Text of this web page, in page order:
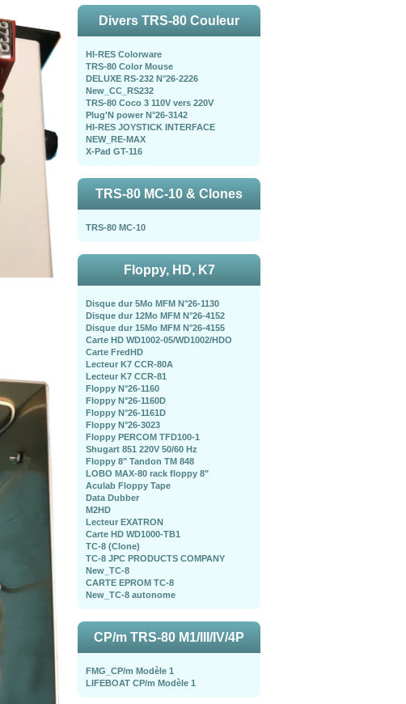
Divers TRS-80 Couleur
HI-RES Colorware
TRS-80 Color Mouse
DELUXE RS-232 N°26-2226
New_CC_RS232
TRS-80 Coco 3 110V vers 220V
Plug'N power N°26-3142
HI-RES JOYSTICK INTERFACE
NEW_RE-MAX
X-Pad GT-116
TRS-80 MC-10 & Clones
TRS-80 MC-10
Floppy, HD, K7
Disque dur 5Mo MFM N°26-1130
Disque dur 12Mo MFM N°26-4152
Disque dur 15Mo MFM N°26-4155
Carte HD WD1002-05/WD1002/HDO
Carte FredHD
Lecteur K7 CCR-80A
Lecteur K7 CCR-81
Floppy N°26-1160
Floppy N°26-1160D
Floppy N°26-1161D
Floppy N°26-3023
Floppy PERCOM TFD100-1
Shugart 851 220V 50/60 Hz
Floppy 8" Tandon TM 848
LOBO MAX-80 rack floppy 8"
Aculab Floppy Tape
Data Dubber
M2HD
Lecteur EXATRON
Carte HD WD1000-TB1
TC-8 (Clone)
TC-8 JPC PRODUCTS COMPANY
New_TC-8
CARTE EPROM TC-8
New_TC-8 autonome
CP/m TRS-80 M1/III/IV/4P
FMG_CP/m Modèle 1
LIFEBOAT CP/m Modèle 1